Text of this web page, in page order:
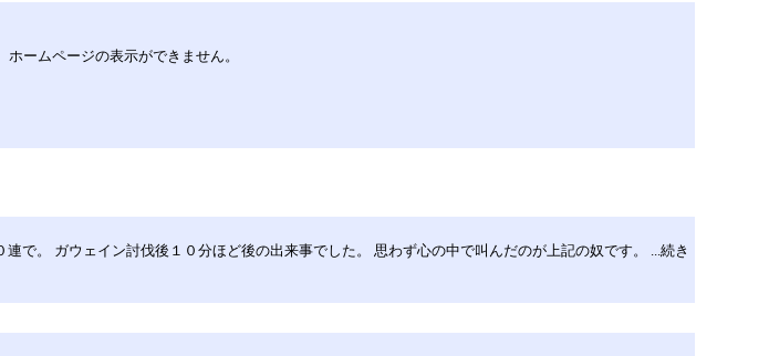
ームページの表示ができません。
で。 ガウェイン討伐後１０分ほど後の出来事でした。 思わず心の中で叫んだのが上記の奴です。 ...続き